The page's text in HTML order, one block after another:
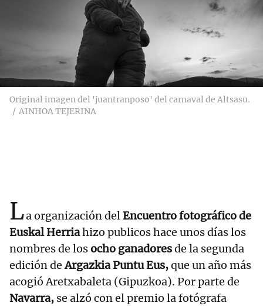
Original imagen del 'juantranposo' del carnaval de Altsasu.
AINHOA TEJERINA
La organización delEncuentro fotográfico de
Euskal Herriahizo publicos hace unos días los
nombres de losocho ganadoresde la segunda
edición deArgazkia Puntu Eus,que un año más
acogió Aretxabaleta (Gipuzkoa). Por parte de
Navarra, se alzó con el premio la fotógrafa